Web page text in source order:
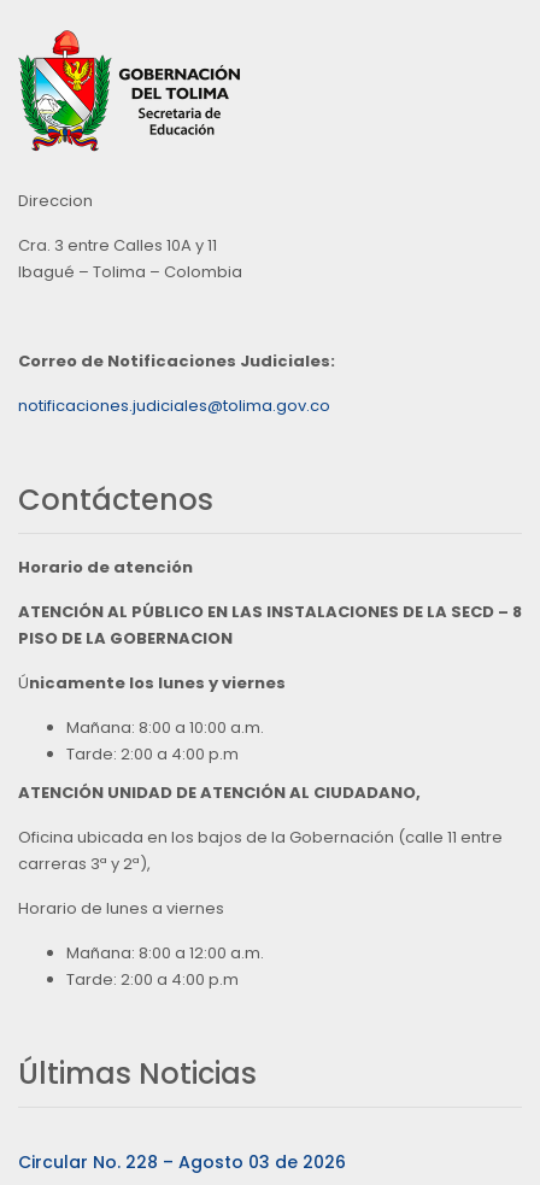
Direccion
Cra. 3 entre Calles 10A y 11
Ibagué – Tolima – Colombia
Correo de Notificaciones Judiciales:
notificaciones.judiciales@tolima.gov.co
Contáctenos
Horario de atención
ATENCIÓN AL PÚBLICO EN LAS INSTALACIONES DE LA SECD – 8
PISO DE LA GOBERNACION
Únicamente los lunes y viernes
Mañana: 8:00 a 10:00 a.m.
Tarde: 2:00 a 4:00 p.m
ATENCIÓN UNIDAD DE ATENCIÓN AL CIUDADANO,
Oficina ubicada en los bajos de la Gobernación (calle 11 entre
carreras 3ª y 2ª),
Horario de lunes a viernes
Mañana: 8:00 a 12:00 a.m.
Tarde: 2:00 a 4:00 p.m
Últimas Noticias
Circular No. 228 – Agosto 03 de 2026